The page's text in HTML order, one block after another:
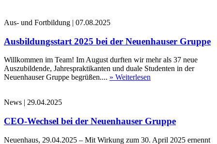
Aus- und Fortbildung | 07.08.2025
Ausbildungsstart 2025 bei der Neuenhauser Gruppe
Willkommen im Team! Im August durften wir mehr als 37 neue
Auszubildende, Jahrespraktikanten und duale Studenten in der
Neuenhauser Gruppe begrüßen.... » Weiterlesen
News | 29.04.2025
CEO-Wechsel bei der Neuenhauser Gruppe
Neuenhaus, 29.04.2025 – Mit Wirkung zum 30. April 2025 ernennt